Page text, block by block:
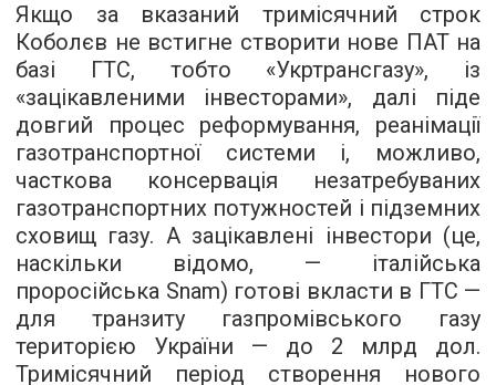
Якщо за вказаний тримісячний строк
Коболєв не встигне створити нове ПАТ на
базі ГТС, тобто «Укртрансгазу», із
«зацікавленими інвесторами», далі піде
довгий процес реформування, реанімації
газотранспортної системи і, можливо,
часткова консервація незатребуваних
газотранспортних потужностей і підземних
сховищ газу. А зацікавлені інвестори (це,
наскільки відомо, — італійська
проросійська Snam) готові вкласти в ГТС —
для транзиту газпромівського газу
територією України — до 2 млрд дол.
Тримісячний період створення нового